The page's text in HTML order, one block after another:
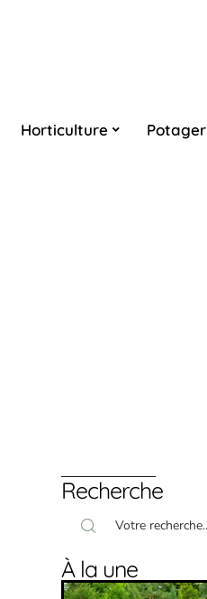
Horticulture Potager
Recherche
À la une